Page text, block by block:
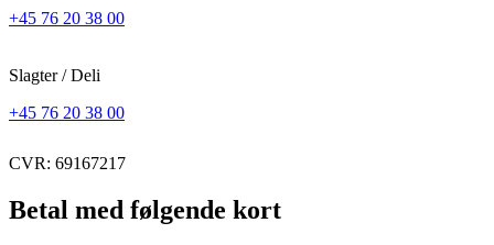
+45 76 20 38 00
Slagter / Deli
+45 76 20 38 00
CVR: 69167217
Betal med følgende kort